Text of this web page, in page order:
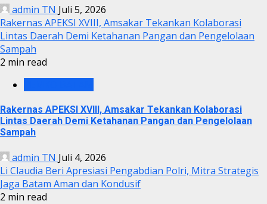
admin TN Juli 5, 2026
Rakernas APEKSI XVIII, Amsakar Tekankan Kolaborasi
Lintas Daerah Demi Ketahanan Pangan dan Pengelolaan
Sampah
2 min read
Rakernas APEKSI XVIII, Amsakar Tekankan Kolaborasi
Lintas Daerah Demi Ketahanan Pangan dan Pengelolaan
Sampah
admin TN Juli 4, 2026
Li Claudia Beri Apresiasi Pengabdian Polri, Mitra Strategis
Jaga Batam Aman dan Kondusif
2 min read